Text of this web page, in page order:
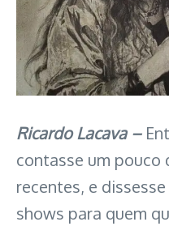
Ricardo Lacava –
contasse um pouco
recentes, e
shows para quem